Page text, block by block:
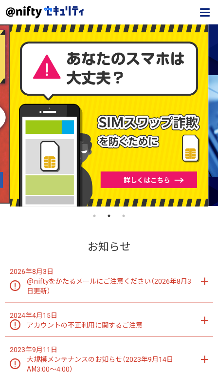
お知らせ
2026年8月3日
@niftyをかたるメールにご注意ください（2026年8月3
日更新）
2024年4月15日
アカウントの不正利用に関するご注意
2023年9月11日
大規模メンテナンスのお知らせ（2023年9月14日
AM3:00～4:00）